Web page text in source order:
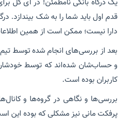
یک درگاه بانکی نامطمئن! در آی گل
قدم اول باید شما را به شک بیندازد.
دارا نیست؛ ممکن است از همین
بعد از بررسی‌های انجام شده توسط تیم
و حساب‌شان شده‌اند که توسط
کاربران بوده است.
بررسی‌ها و نگاهی در گروه‌ها و
پرفکت مانی نیز مشکلی که بوده این